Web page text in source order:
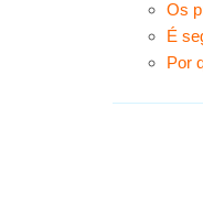
Os
É
Por